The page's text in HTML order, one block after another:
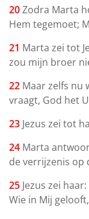
20Zodra Marta
Hem tegemoet;
21 Marta zei tot
zou mijn broer
22 Maar zelfs nu
vraagt, God het
23 Jezus zei tot
24 Marta
de verrijzenis op
25 Jezus zei
Wie in Mij